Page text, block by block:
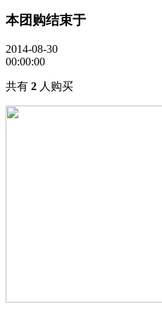
本团购结束于
2014-08-30
00:00:00
共有 2 人购买